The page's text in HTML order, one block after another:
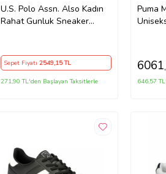
U.S. Polo Assn. Also Kadın
Rahat Gunluk Sneaker
Sepet Fiyatı2549,15 TL
271,90 TL'den Başlayan Taksitlerle
Puma
6061
646,57